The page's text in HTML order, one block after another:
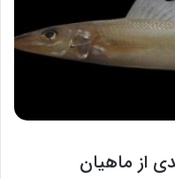
از ماهیان